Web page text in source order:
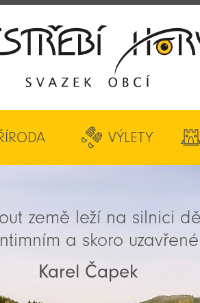
VÝLETY
země leží na silnici
a skoro
Karel Čapek